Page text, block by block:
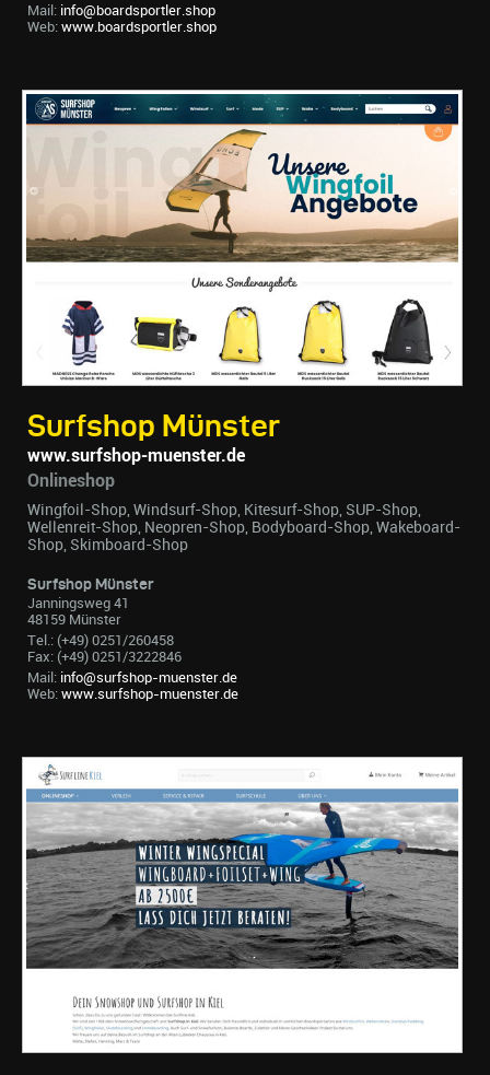
Mail: info@boardsportler.shop
Web: www.boardsportler.shop
Surfshop Münster
www.surfshop-muenster.de
Onlineshop
Wingfoil-Shop, Windsurf-Shop, Kitesurf-Shop, SUP-Shop,
Wellenreit-Shop, Neopren-Shop, Bodyboard-Shop, Wakeboard-
Shop, Skimboard-Shop
Surfshop Münster
Janningsweg 41
48159 Münster
Tel.: (+49) 0251/260458
Fax: (+49) 0251/3222846
Mail: info@surfshop-muenster.de
Web: www.surfshop-muenster.de